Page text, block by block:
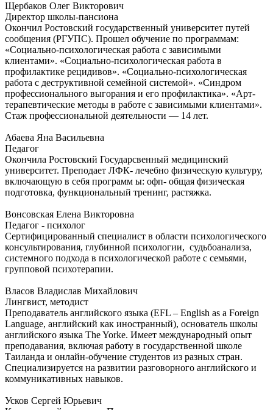
Щербаков Олег Викторович
Директор школы-пансиона
Окончил Ростовский государственный университет путей
сообщения (РГУПС). Прошел обучение по программам:
«Социально-психологическая работа с зависимыми
клиентами». «Социально-психологическая работа в
профилактике рецидивов». «Социально-психологическая
работа с деструктивной семейной системой». «Синдром
профессионального выгорания и его профилактика». «Арт-
терапевтические методы в работе с зависимыми клиентами».
Стаж профессиональной деятельности — 14 лет.
Абаева Яна Васильевна
Педагог
Окончила Ростовский Государсвенный медицинский
университет. Преподает ЛФК- лечебно физическую культуру,
включающую в себя программ ы: офп- общая физическая
подготовка, функциональный тренинг, растяжка.
Вонсовская Елена Викторовна
Педагог - психолог
Сертифицированный специалист в области психологического
консультирования, глубинной психологии, судьбоанализа,
системного подхода в психологической работе с семьями,
групповой психотерапии.
Власов Владислав Михайлович
Лингвист, методист
Преподаватель английского языка (EFL – English as a Foreign
Language, английский как иностранный), основатель школы
английского языка The Yorke. Имеет международный опыт
преподавания, включая работу в государственной школе
Таиланда и онлайн-обучение студентов из разных стран.
Специализируется на развитии разговорного английского и
коммуникативных навыков.
Усков Сергей Юрьевич